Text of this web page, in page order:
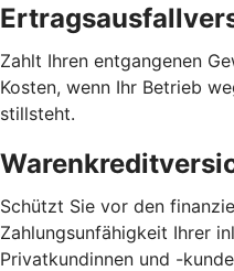
Zahlt Ihren entgangenen
Kosten, wenn Ihr Betrieb
stillsteht.
Schützt Sie vor den
Zahlungsunfähigkeit Ihrer
Privatkundinnen und -